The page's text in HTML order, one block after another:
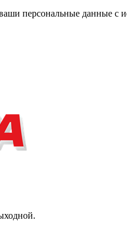
персональные данные с